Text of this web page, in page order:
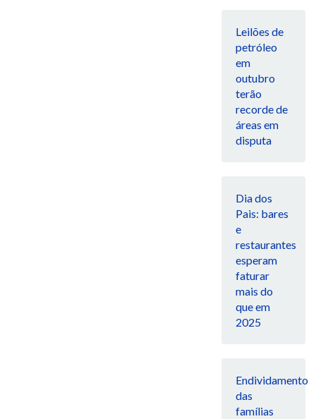
Leilões de
petróleo
em
outubro
terão
recorde de
áreas em
disputa
Dia dos
Pais: bares
e
restaurantes
esperam
faturar
mais do
que em
2025
Endividamento
das
famílias